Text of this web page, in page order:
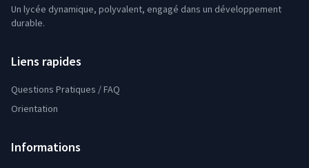
Un lycée dynamique, polyvalent, engagé dans un développement
durable.
Liens rapides
Questions Pratiques / FAQ
Orientation
Informations